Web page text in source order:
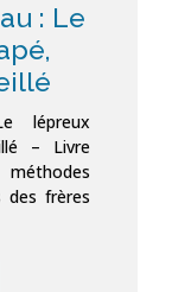
: Le
lépreux
– Livre
des frères